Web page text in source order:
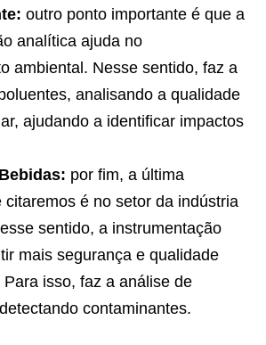
outro ponto importante é que a
analítica ajuda no
ambiental. Nesse sentido, faz a
analisando a qualidade
ajudando a identificar impactos
por fim, a última
citaremos é no setor da indústria
sentido, a instrumentação
mais segurança e qualidade
isso, faz a análise de
contaminantes.